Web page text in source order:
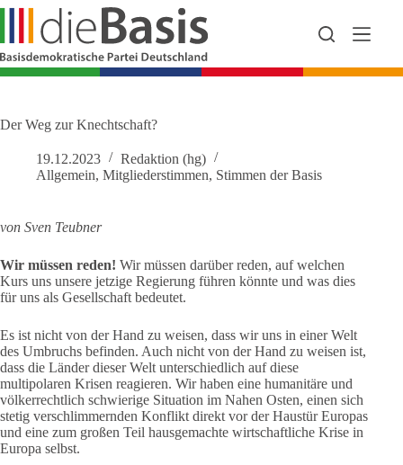
Zum
springen
Der Weg zur Knechtschaft?
19.12.2023
Redaktion (hg)
Allgemein, Mitgliederstimmen, Stimmen der Basis
von Sven Teubner
Wir müssen reden! Wir müssen darüber reden, auf welchen
Kurs uns unsere jetzige Regierung führen könnte und was dies
für uns als Gesellschaft bedeutet.
Es ist nicht von der Hand zu weisen, dass wir uns in einer Welt
des Umbruchs befinden. Auch nicht von der Hand zu weisen ist,
dass die Länder dieser Welt unterschiedlich auf diese
multipolaren Krisen reagieren. Wir haben eine humanitäre und
völkerrechtlich schwierige Situation im Nahen Osten, einen sich
stetig verschlimmernden Konflikt direkt vor der Haustür Europas
und eine zum großen Teil hausgemachte wirtschaftliche Krise in
Europa selbst.